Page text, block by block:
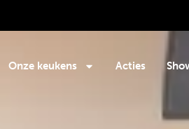
Onze keukens Acties